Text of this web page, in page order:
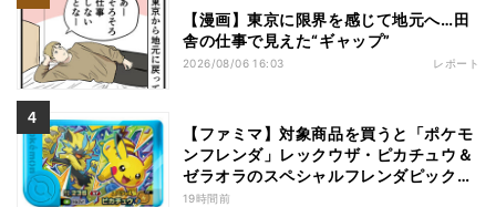
【漫画】東京に限界を感じて地元へ…田
舎の仕事で見えた“ギャップ”
2026/08/06 16:03 レポート
【ファミマ】対象商品を買うと「ポケモ
ンフレンダ」レックウザ・ピカチュウ＆
ゼラオラのスペシャルフレンダピックが
もらえるキャンペーン
19時間前